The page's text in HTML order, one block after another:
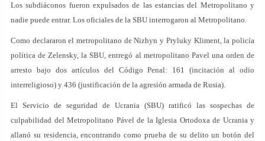
Los subdiáconos fueron expulsados de las estancias del Metropolitano y
nadie puede entrar. Los oficiales de la SBU interrogaron al Metropolitano.
Como declararon el metropolitano de Nizhyn y Pryluky Kliment, la policía
política de Zelensky, la SBU, entregó al metropolitano Pavel una orden de
arresto bajo dos artículos del Código Penal: 161 (incitación al odio
interreligioso) y 436 (justificación de la agresión armada de Rusia).
El Servicio de seguridad de Ucrania (SBU) ratificó las sospechas de
culpabilidad del Metropolitano Pável de la Iglesia Ortodoxa de Ucrania y
allanó su residencia, encontrando como prueba de su delito un botón del